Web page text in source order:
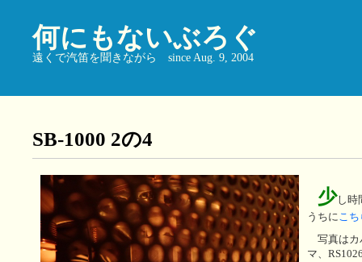
何にもないぶろぐ
遠くで汽笛を聞きながら since Aug. 9, 2004
SB-1000 2の4
少し時
うちに こ
写真はカ
マ、